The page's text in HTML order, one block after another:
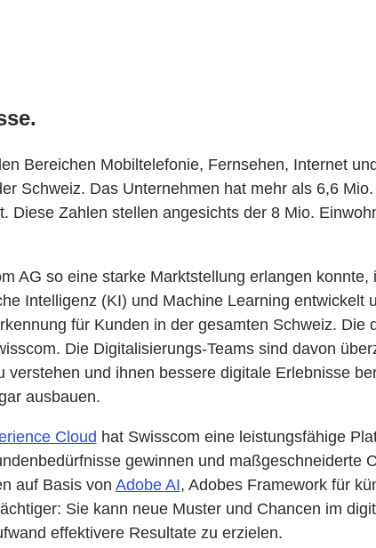
Bereichen Mobiltelefonie, Fernsehen, Internet
Schweiz. Das Unternehmen hat mehr als 6,6
Diese Zahlen stellen angesichts der 8 Mio.
AG so eine starke Marktstellung erlangen
Intelligenz (KI) und Machine Learning entwickelt
für Kunden in der gesamten Schweiz.
Die Digitalisierungs-Teams sind davon
und ihnen bessere digitale Erlebnisse
ausbauen.
Cloud hat Swisscom eine leistungsfähige
gewinnen und maßgeschneiderte
auf Basis von Adobe AI, Adobes Framework für
Sie kann neue Muster und Chancen im
effektivere Resultate zu erzielen.